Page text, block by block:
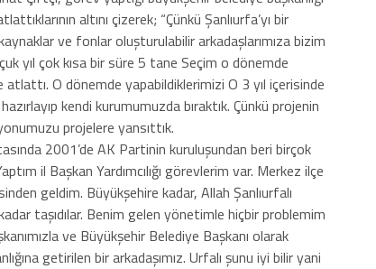
altını çizerek; “Çünkü Şanlıurfa’yı bir
ve fonlar oluşturulabilir arkadaşlarımıza bizim
yıl çok kısa bir süre 5 tane Seçim o dönemde
O dönemde yapabildiklerimizi O 3 yıl içerisinde
kendi kurumumuzda bıraktık. Çünkü projenin
projelere yansıttık.
2001’de AK Partinin kuruluşundan beri birçok
il Başkan Yardımcılığı görevlerim var. Merkez ilçe
geldim. Büyükşehire kadar, Allah Şanlıurfalı
taşıdılar. Benim gelen yönetimle hiçbir problemim
ve Büyükşehir Belediye Başkanı olarak
getirilen bir arkadaşımız. Urfalı şunu iyi bilir yani